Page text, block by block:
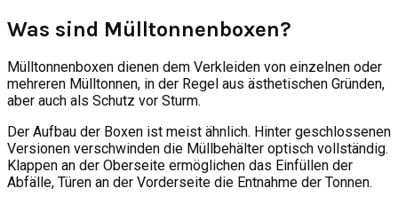
Was sind Mülltonnenboxen?
Mülltonnenboxen dienen dem Verkleiden von einzelnen oder
mehreren Mülltonnen, in der Regel aus ästhetischen Gründen,
aber auch als Schutz vor Sturm.
Der Aufbau der Boxen ist meist ähnlich. Hinter geschlossenen
Versionen verschwinden die Müllbehälter optisch vollständig.
Klappen an der Oberseite ermöglichen das Einfüllen der
Abfälle, Türen an der Vorderseite die Entnahme der Tonnen.